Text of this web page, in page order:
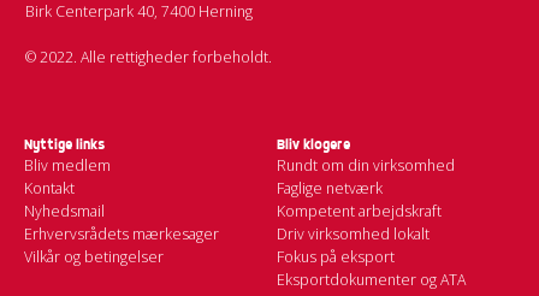
Birk Centerpark 40, 7400 Herning
© 2022. Alle rettigheder forbeholdt.
Nyttige links
Bliv medlem
Kontakt
Nyhedsmail
Erhvervsrådets mærkesager
Vilkår og betingelser
Bliv klogere
Rundt om din virksomhed
Faglige netværk
Kompetent arbejdskraft
Driv virksomhed lokalt
Fokus på eksport
Eksportdokumenter og ATA